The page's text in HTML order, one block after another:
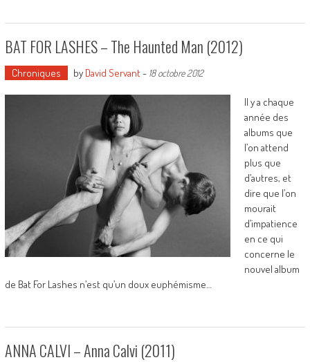
BAT FOR LASHES – The Haunted Man (2012)
Chroniques by David Servant- 18 octobre 2012
Il y a chaque
année des
albums que
l’on attend
plus que
d’autres, et
dire que l’on
mourait
d’impatience
en ce qui
concerne le
nouvel album
de Bat For Lashes n’est qu’un doux euphémisme…
ANNA CALVI – Anna Calvi (2011)